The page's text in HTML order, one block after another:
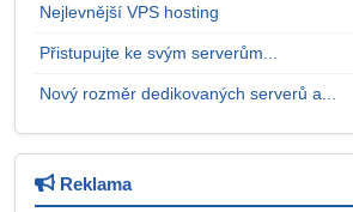
Nejlevnější VPS hosting
Přistupujte ke svým serverům...
Nový rozměr dedikovaných serverů a...
Reklama